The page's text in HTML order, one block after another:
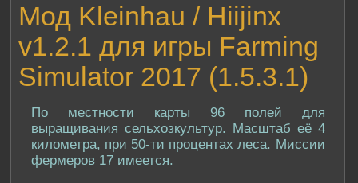
Мод Kleinhau / Hiijinx
v1.2.1 для игры Farming
Simulator 2017 (1.5.3.1)
По местности карты 96 полей для
выращивания сельхозкультур. Масштаб её 4
километра, при 50-ти процентах леса. Миссии
фермеров 17 имеется.